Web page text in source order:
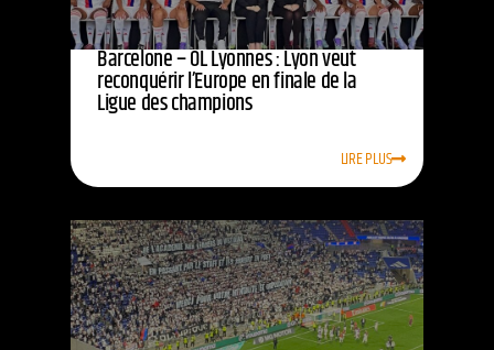
Barcelone – OL Lyonnes : Lyon veut
reconquérir l’Europe en finale de la
Ligue des champions
LIRE PLUS